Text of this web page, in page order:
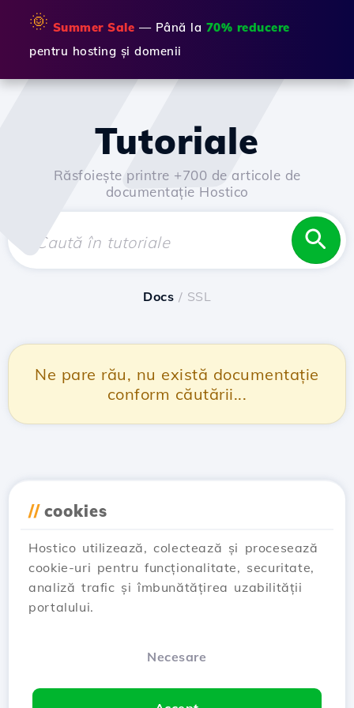
🌞 Summer Sale — Până la 70% reducere
pentru hosting și domenii
Tutoriale
Răsfoiește printre +700 de articole de
documentație Hostico
Docs / SSL
Ne pare rău, nu există documentație
conform căutării...
// cookies
Hostico utilizează, colectează și procesează
cookie-uri pentru funcționalitate, securitate,
analiză trafic și îmbunătățirea uzabilității
portalului.
Necesare